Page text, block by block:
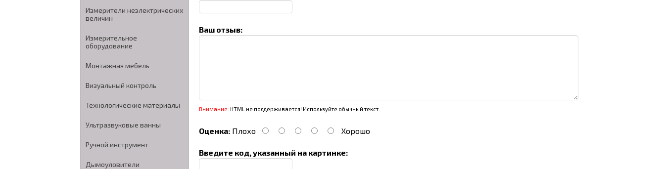
Измерители неэлектрических
величин
Измерительное
оборудование
Монтажная мебель
Визуальный контроль
Технологические материалы
Ультразвуковые ванны
Ручной инструмент
Дымоуловители
Ваш отзыв:
Внимание: HTML не поддерживается! Используйте обычный текст.
Оценка: Плохо Хорошо
Введите код, указанный на картинке: